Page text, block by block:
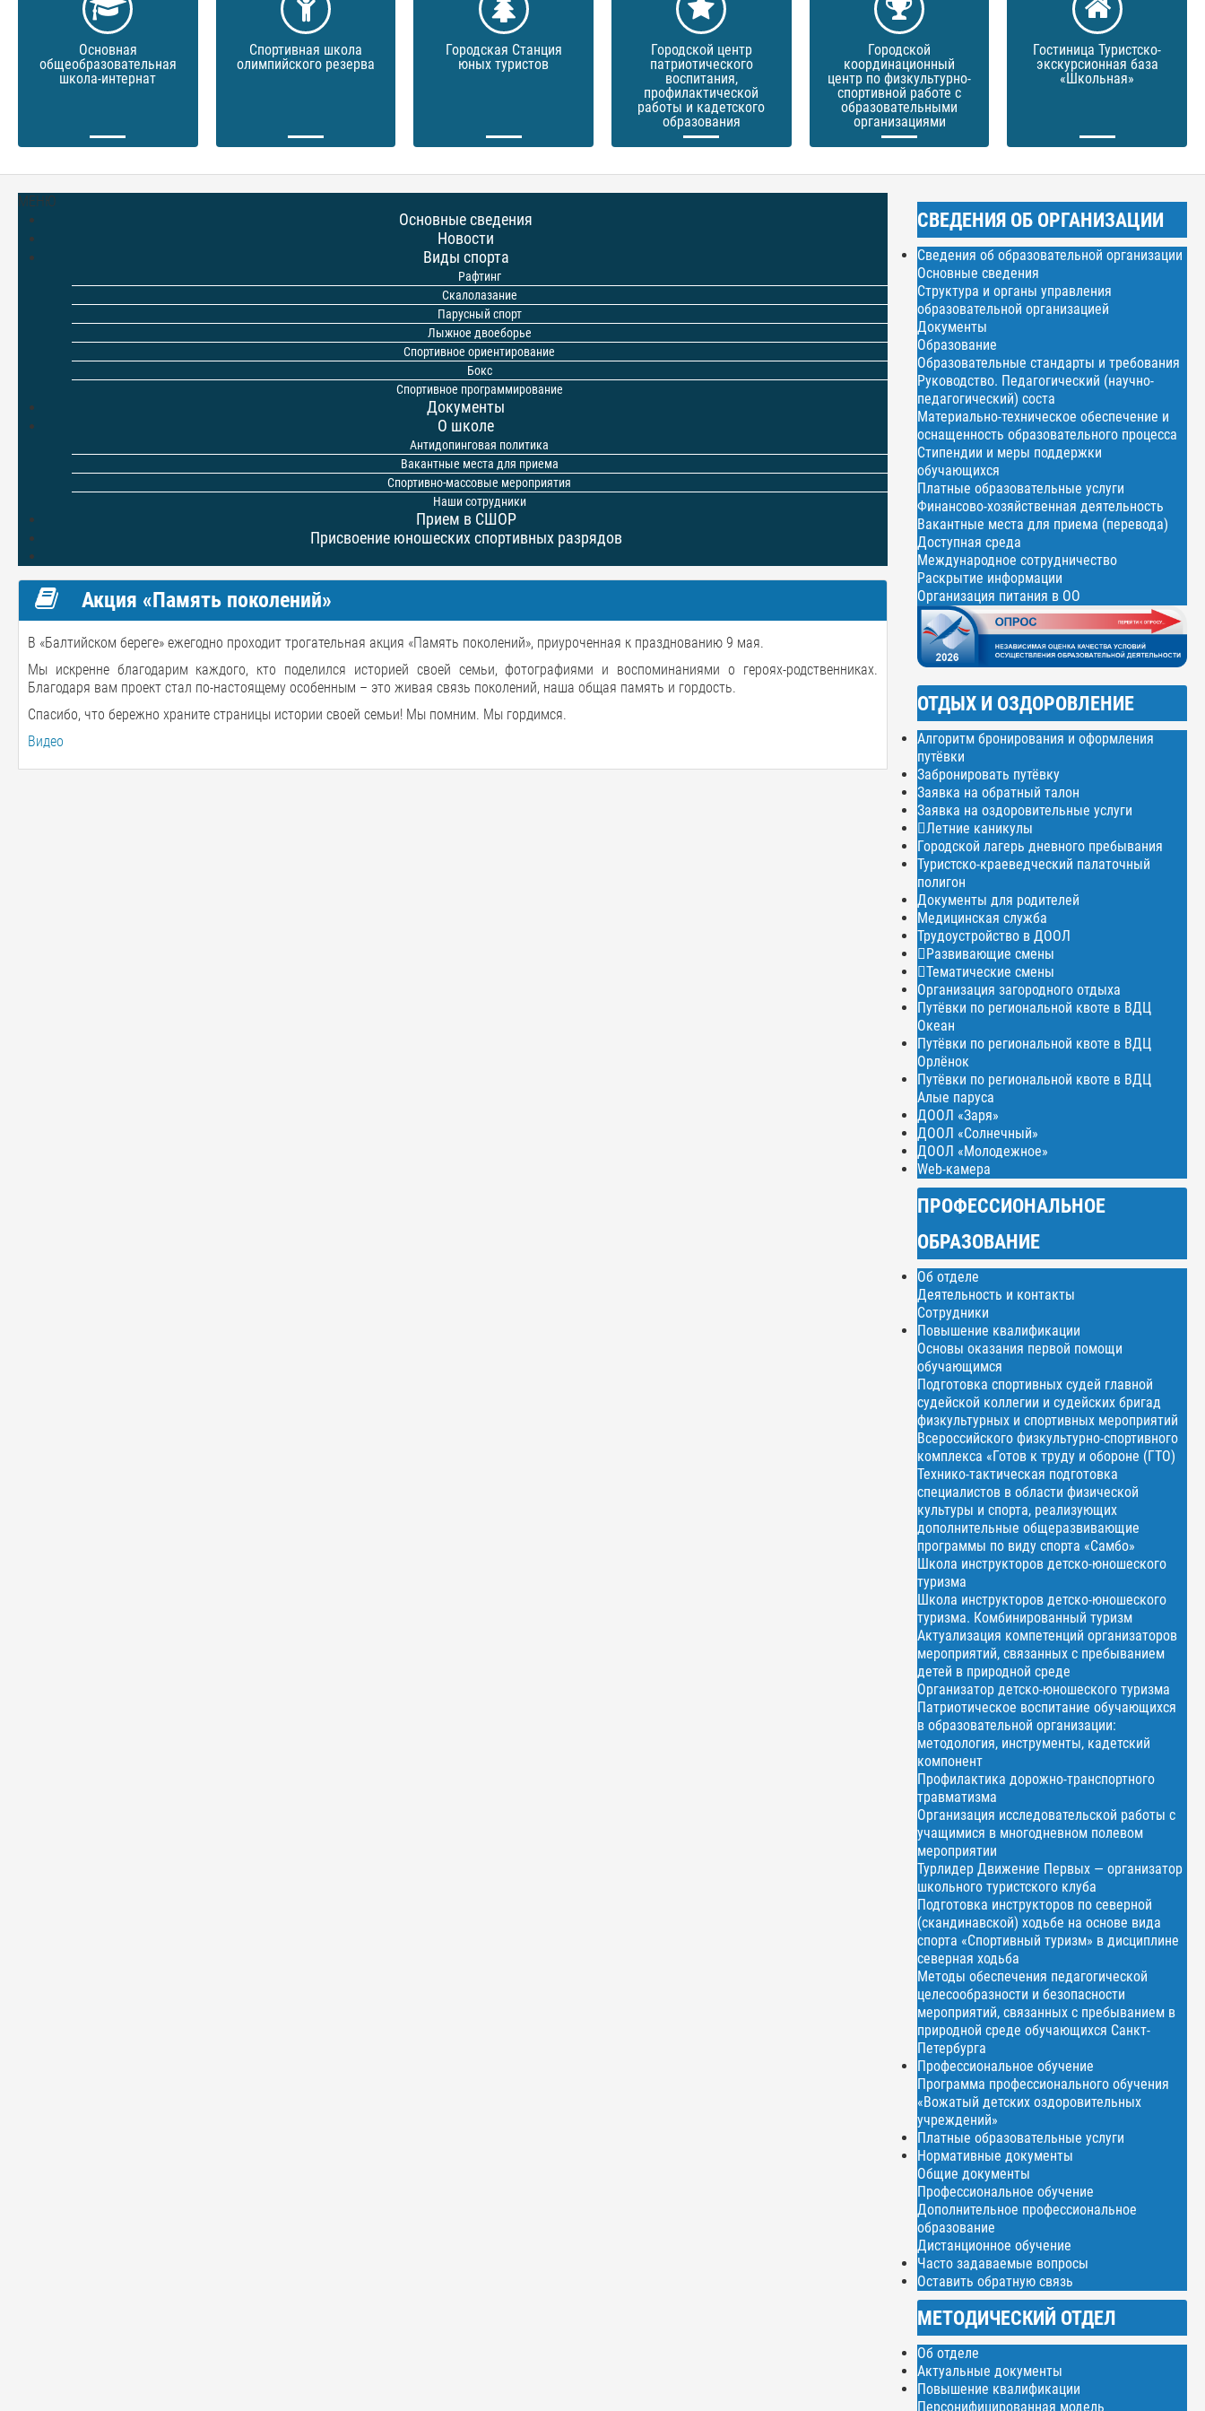
Основная
общеобразовательная
школа-интернат
Спортивная школа
олимпийского резерва
Городская Станция
юных туристов
Городской центр
патриотического
воспитания,
профилактической
работы и кадетского
образования
Городской
координационный
центр по физкультурно-
спортивной работе с
образовательными
организациями
Гостиница Туристско-
экскурсионная база
«Школьная»
МЕНЮ
Основные сведения
Новости
Виды спорта
Рафтинг
Скалолазание
Парусный спорт
Лыжное двоеборье
Спортивное ориентирование
Бокс
Спортивное программирование
Документы
О школе
Антидопинговая политика
Вакантные места для приема
Спортивно-массовые мероприятия
Наши сотрудники
Прием в СШОР
Присвоение юношеских спортивных разрядов
Акция «Память поколений»
В «Балтийском береге» ежегодно проходит трогательная акция «Память поколений», приуроченная к празднованию 9 мая.
Мы искренне благодарим каждого, кто поделился историей своей семьи, фотографиями и воспоминаниями о героях-родственниках.
Благодаря вам проект стал по-настоящему особенным – это живая связь поколений, наша общая память и гордость.
Спасибо, что бережно храните страницы истории своей семьи! Мы помним. Мы гордимся.
Видео
СВЕДЕНИЯ ОБ ОРГАНИЗАЦИИ
Сведения об образовательной организации
Основные сведения
Структура и органы управления
образовательной организацией
Документы
Образование
Образовательные стандарты и требования
Руководство. Педагогический (научно-
педагогический) соста
Материально-техническое обеспечение и
оснащенность образовательного процесса
Стипендии и меры поддержки
обучающихся
Платные образовательные услуги
Финансово-хозяйственная деятельность
Вакантные места для приема (перевода)
Доступная среда
Международное сотрудничество
Раскрытие информации
Организация питания в ОО
ОТДЫХ И ОЗДОРОВЛЕНИЕ
Алгоритм бронирования и оформления
путёвки
Забронировать путёвку
Заявка на обратный талон
Заявка на оздоровительные услуги
Летние каникулы
Городской лагерь дневного пребывания
Туристско-краеведческий палаточный
полигон
Документы для родителей
Медицинская служба
Трудоустройство в ДООЛ
Развивающие смены
Тематические смены
Организация загородного отдыха
Путёвки по региональной квоте в ВДЦ
Океан
Путёвки по региональной квоте в ВДЦ
Орлёнок
Путёвки по региональной квоте в ВДЦ
Алые паруса
ДООЛ «Заря»
ДООЛ «Солнечный»
ДООЛ «Молодежное»
Web-камера
ПРОФЕССИОНАЛЬНОЕ
ОБРАЗОВАНИЕ
Об отделе
Деятельность и контакты
Сотрудники
Повышение квалификации
Основы оказания первой помощи
обучающимся
Подготовка спортивных судей главной
судейской коллегии и судейских бригад
физкультурных и спортивных мероприятий
Всероссийского физкультурно-спортивного
комплекса «Готов к труду и обороне (ГТО)
Технико-тактическая подготовка
специалистов в области физической
культуры и спорта, реализующих
дополнительные общеразвивающие
программы по виду спорта «Самбо»
Школа инструкторов детско-юношеского
туризма
Школа инструкторов детско-юношеского
туризма. Комбинированный туризм
Актуализация компетенций организаторов
мероприятий, связанных с пребыванием
детей в природной среде
Организатор детско-юношеского туризма
Патриотическое воспитание обучающихся
в образовательной организации:
методология, инструменты, кадетский
компонент
Профилактика дорожно-транспортного
травматизма
Организация исследовательской работы с
учащимися в многодневном полевом
мероприятии
Турлидер Движение Первых — организатор
школьного туристского клуба
Подготовка инструкторов по северной
(скандинавской) ходьбе на основе вида
спорта «Спортивный туризм» в дисциплине
северная ходьба
Методы обеспечения педагогической
целесообразности и безопасности
мероприятий, связанных с пребыванием в
природной среде обучающихся Санкт-
Петербурга
Профессиональное обучение
Программа профессионального обучения
«Вожатый детских оздоровительных
учреждений»
Платные образовательные услуги
Нормативные документы
Общие документы
Профессиональное обучение
Дополнительное профессиональное
образование
Дистанционное обучение
Часто задаваемые вопросы
Оставить обратную связь
МЕТОДИЧЕСКИЙ ОТДЕЛ
Об отделе
Актуальные документы
Повышение квалификации
Персонифицированная модель